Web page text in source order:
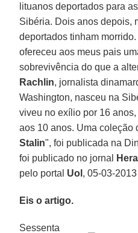
lituanos deportados para
Sibéria. Dois anos depois,
deportados tinham
ofereceu aos meus pais
sobrevivência do que a
Rachlin, jornalista
Washington, nasceu na
viveu no exílio por 16
aos 10 anos. Uma coleção
Stalin", foi publicada na
foi publicado no jornal
pelo portal Uol , 05-03-2013
Eis o artigo.
Sessenta